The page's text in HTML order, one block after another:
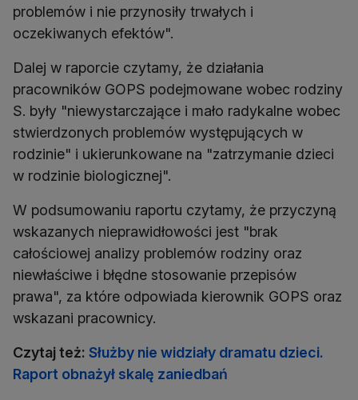
problemów i nie przynosiły trwałych i
oczekiwanych efektów".
Dalej w raporcie czytamy, że działania
pracowników GOPS podejmowane wobec rodziny
S. były "niewystarczające i mało radykalne wobec
stwierdzonych problemów występujących w
rodzinie" i ukierunkowane na "zatrzymanie dzieci
w rodzinie biologicznej".
W podsumowaniu raportu czytamy, że przyczyną
wskazanych nieprawidłowości jest "brak
całościowej analizy problemów rodziny oraz
niewłaściwe i błędne stosowanie przepisów
prawa", za które odpowiada kierownik GOPS oraz
wskazani pracownicy.
Czytaj też: Służby nie widziały dramatu dzieci.
Raport obnażył skalę zaniedbań